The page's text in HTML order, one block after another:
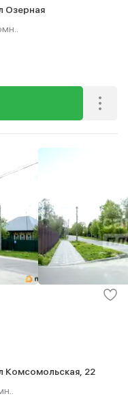
Озерная
Комсомольская, 22